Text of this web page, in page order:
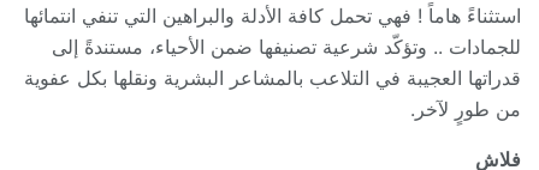
استثناءً هاماً ! فهي تحمل كافة الأدلة والبراهين التي تنفي انتمائها
للجمادات .. وتؤكّد شرعية تصنيفها ضمن الأحياء، مستندةً إلى
قدراتها العجيبة في التلاعب بالمشاعر البشرية ونقلها بكل عفوية
من طورٍ لآخر.
فلاش